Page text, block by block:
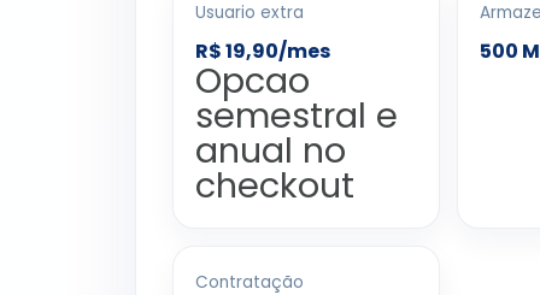
Usuario extra
R$ 19,90/mes
Opcao
semestral e
anual no
checkout
500
Contratação